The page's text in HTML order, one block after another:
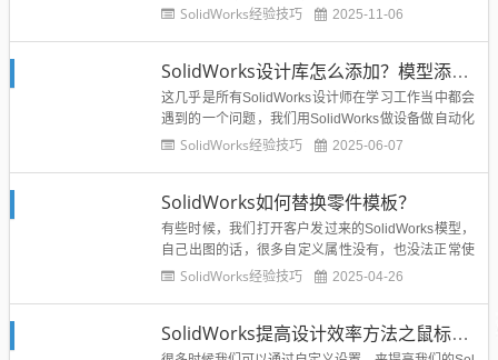
零件的初始位置和结束位置，机械手臂位置等等，Sol
状态的设备图纸。一起来看一下操作步骤吧。操作步
骤：...
SolidWorks经验技巧 2025-11-06
SolidWorks设计库怎么添加？模型添加到设计库如何操作？
这几乎是所有SolidWorks设计师在学习工作当中都会
遇到的一个问题，我们用SolidWorks做设备做自动化
搞机械设计，常用的标准件如螺栓螺母轴承模型、脚
去添加有很麻烦，所以SolidWo...
SolidWorks经验技巧 2025-06-07
SolidWorks如何替换零件模板？
有些时候，我们打开客户发过来的SolidWorks模型，
自己出图的话，很多自定义属性没有，也没法正常使
用自己公司的SolidWorks工程图模板，那么这个时
溪风这里教大家如何去操作。SolidWor...
SolidWorks经验技巧 2025-04-26
SolidWorks提高设计效率方法之鼠标右键添加常用命令